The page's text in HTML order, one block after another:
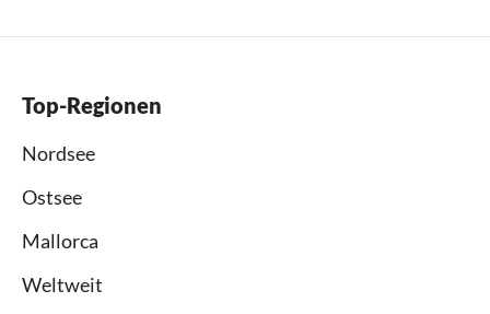
Top-Regionen
Nordsee
Ostsee
Mallorca
Weltweit